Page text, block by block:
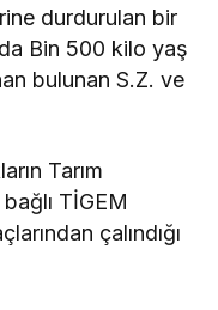
durdurulan bir
Bin 500 kilo yaş
bulunan S.Z. ve
Tarım
TİGEM
çalındığı